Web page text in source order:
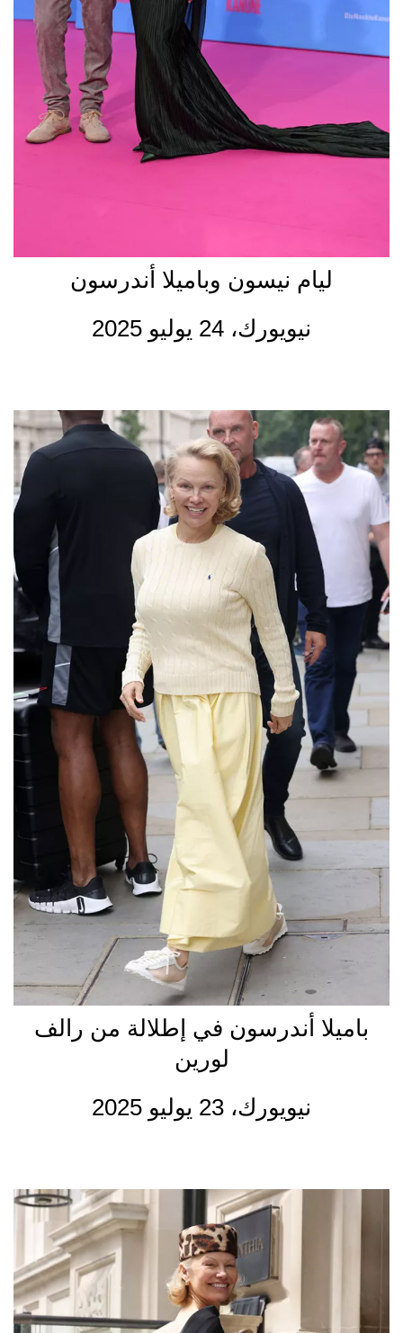
ليام نيسون وباميلا أندرسون
نيويورك، 24 يوليو 2025
باميلا أندرسون في إطلالة من رالف
لورين
نيويورك، 23 يوليو 2025